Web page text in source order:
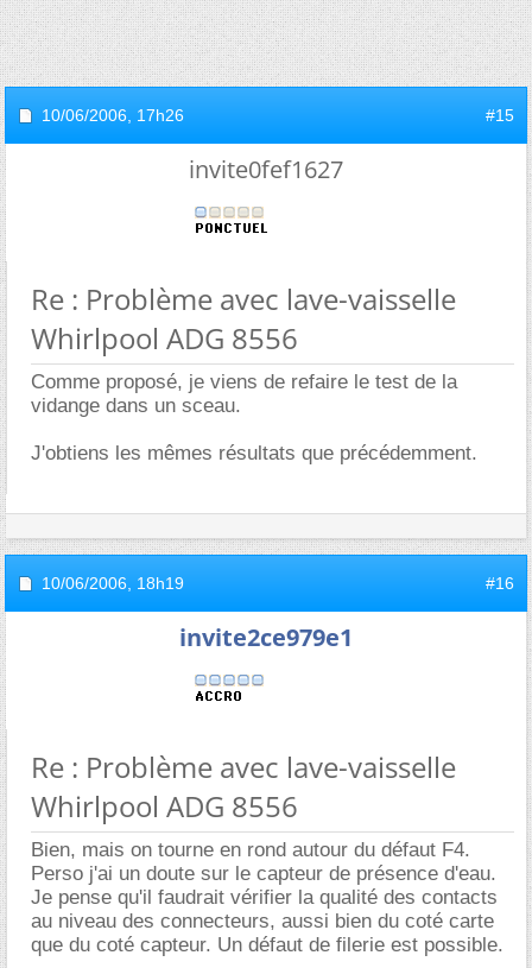
10/06/2006, 17h26 #15
invite0fef1627
Re : Problème avec lave-vaisselle
Whirlpool ADG 8556
Comme proposé, je viens de refaire le test de la
vidange dans un sceau.
J'obtiens les mêmes résultats que précédemment.
10/06/2006, 18h19 #16
invite2ce979e1
Re : Problème avec lave-vaisselle
Whirlpool ADG 8556
Bien, mais on tourne en rond autour du défaut F4.
Perso j'ai un doute sur le capteur de présence d'eau.
Je pense qu'il faudrait vérifier la qualité des contacts
au niveau des connecteurs, aussi bien du coté carte
que du coté capteur. Un défaut de filerie est possible.